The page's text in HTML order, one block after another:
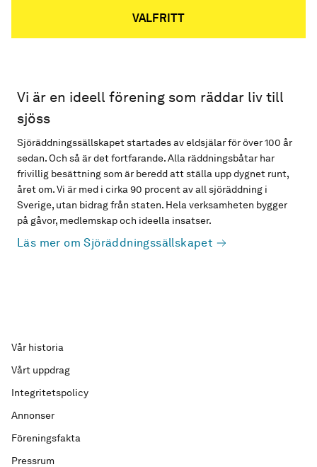
VALFRITT
Vi är en ideell förening som räddar liv till
sjöss
Sjöräddningssällskapet startades av eldsjälar för över 100 år
sedan. Och så är det fortfarande. Alla räddningsbåtar har
frivillig besättning som är beredd att ställa upp dygnet runt,
året om. Vi är med i cirka 90 procent av all sjöräddning i
Sverige, utan bidrag från staten. Hela verksamheten bygger
på gåvor, medlemskap och ideella insatser.
Läs mer om Sjöräddningssällskapet
Vår historia
Vårt uppdrag
Integritetspolicy
Annonser
Föreningsfakta
Pressrum